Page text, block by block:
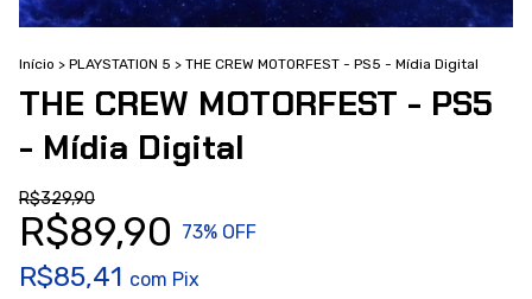
Início > PLAYSTATION 5 > THE CREW MOTORFEST - PS5 - Mídia Digital
THE CREW MOTORFEST - PS5
- Mídia Digital
R$329,90
R$89,90 73% OFF
R$85,41 com Pix